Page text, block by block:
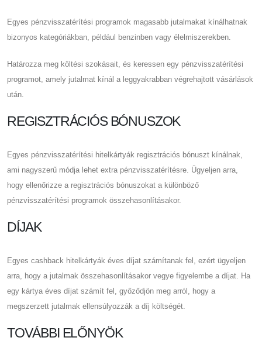
Egyes pénzvisszatérítési programok magasabb jutalmakat kínálhatnak
bizonyos kategóriákban, például benzinben vagy élelmiszerekben.
Határozza meg költési szokásait, és keressen egy pénzvisszatérítési
programot, amely jutalmat kínál a leggyakrabban végrehajtott vásárlások
után.
REGISZTRÁCIÓS BÓNUSZOK
Egyes pénzvisszatérítési hitelkártyák regisztrációs bónuszt kínálnak,
ami nagyszerű módja lehet extra pénzvisszatérítésre. Ügyeljen arra,
hogy ellenőrizze a regisztrációs bónuszokat a különböző
pénzvisszatérítési programok összehasonlításakor.
DÍJAK
Egyes cashback hitelkártyák éves díjat számítanak fel, ezért ügyeljen
arra, hogy a jutalmak összehasonlításakor vegye figyelembe a díjat. Ha
egy kártya éves díjat számít fel, győződjön meg arról, hogy a
megszerzett jutalmak ellensúlyozzák a díj költségét.
TOVÁBBI ELŐNYÖK